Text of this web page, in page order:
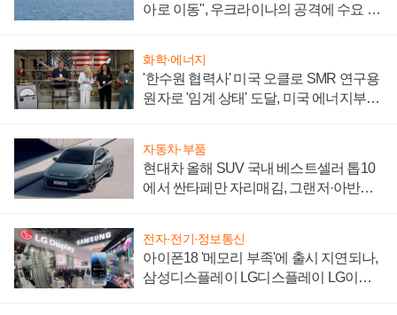
아로 이동", 우크라이나의 공격에 수요 늘
화학·에너지
'한수원 협력사' 미국 오클로 SMR 연구용
원자로 '임계 상태' 도달, 미국 에너지부
자동차·부품
현대차 올해 SUV 국내 베스트셀러 톱10
에서 싼타페만 자리매김, 그랜저·아반떼
전자·전기·정보통신
아이폰18 '메모리 부족'에 출시 지연되나,
삼성디스플레이 LG디스플레이 LG이노